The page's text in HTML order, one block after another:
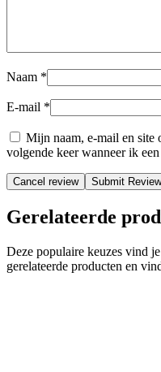
Naam *
E-mail *
Mijn naam, e-mail en site
volgende keer wanneer ik een
Cancel review
Gerelateerde
Deze populaire keuzes vind
gerelateerde producten en